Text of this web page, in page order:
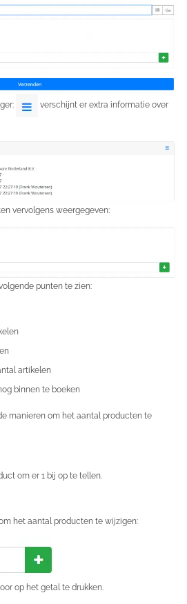
verschijnt er extra informatie over
vervolgens weergegeven:
punten te zien:
artikelen
binnen te boeken
manieren om het aantal producten te
om er 1 bij op te tellen.
het aantal producten te wijzigen:
op het getal te drukken.